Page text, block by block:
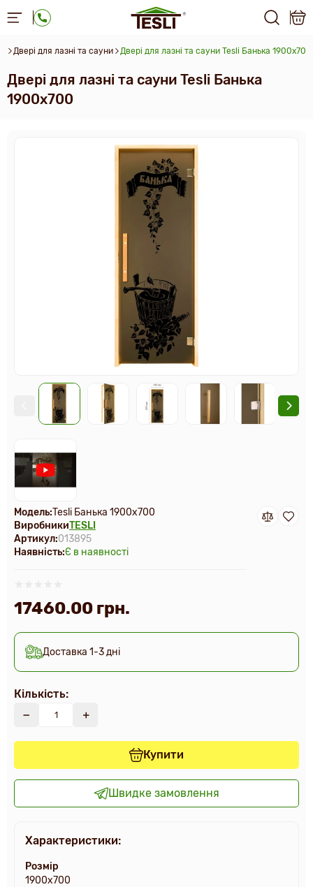
Двері для лазні та сауни Двері для лазні та сауни Tesli Банька 1900х700
Двері для лазні та сауни Tesli Банька
1900х700
Модель:Tesli Банька 1900х700
ВиробникиTESLI
Артикул:013895
Наявність:Є в наявності
Доставка 1-3 дні
17460.00 грн.
Кількість:
Купити
Швидке замовлення
Характеристики:
Розмір
1900х700